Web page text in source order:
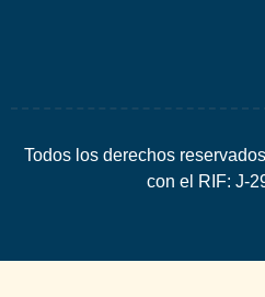
Todos los derechos
con el RIF: J-